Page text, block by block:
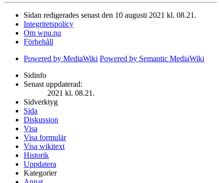
Sidan redigerades senast den 10 augusti 2021 kl. 08.21.
Integritetspolicy
Om wpu.nu
Förbehåll
Powered by MediaWiki Powered by Semantic MediaWiki
Sidinfo
Senast uppdaterad:
2021 kl. 08.21.
Sidverktyg
Sida
Diskussion
Visa
Visa formulär
Visa wikitext
Historik
Uppdatera
Kategorier